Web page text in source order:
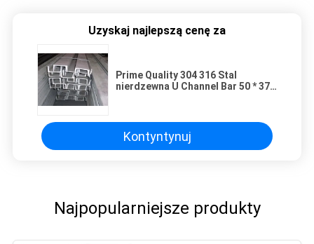
Uzyskaj najlepszą cenę za
Prime Quality 304 316 Stal
nierdzewna U Channel Bar 50 * 37 *
Kontyntynuj
Najpopularniejsze produkty